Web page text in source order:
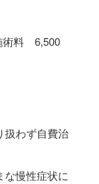
料 6,500
扱わず自費治
な慢性症状に